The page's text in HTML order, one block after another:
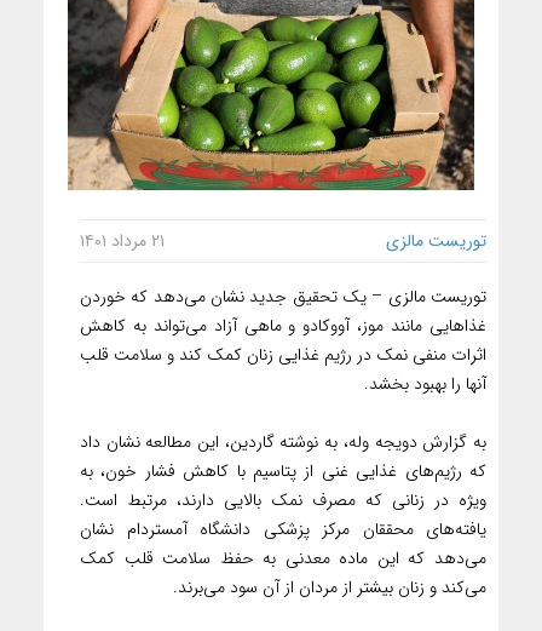
توریست مالزی ۲۱ مرداد ۱۴۰۱
توریست مالزی – یک تحقیق جدید نشان می‌دهد که خوردن
غذاهایی مانند موز، آووکادو و ماهی آزاد می‌تواند به کاهش
اثرات منفی نمک در رژیم غذایی زنان کمک کند و سلامت قلب
آنها را بهبود بخشد.
به گزارش دویجه وله، به ‌نوشته گاردین، این مطالعه نشان داد
که رژیم‌های غذایی غنی از پتاسیم با کاهش فشار خون، به‌
ویژه در زنانی که مصرف نمک بالایی دارند، مرتبط است.
یافته‌های محققان مرکز پزشکی دانشگاه آمستردام نشان
می‌دهد که این ماده معدنی به حفظ سلامت قلب کمک
می‌کند و زنان بیشتر از مردان از آن سود می‌برند.